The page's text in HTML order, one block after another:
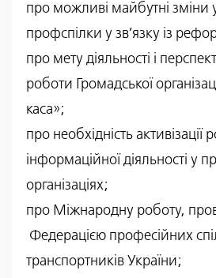
про можливі майбутні зміни
профспілки у зв’язку із
про мету діяльності і
роботи Громадської
каса»;
про необхідність активізації
інформаційної діяльності у
організаціях;
про Міжнародну роботу,
Федерацією професійних
транспортників України;